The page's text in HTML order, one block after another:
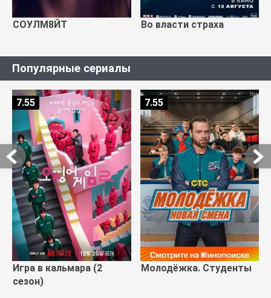
СОУЛМ8ЙТ Во власти страха
Популярные сериалы
Игра в кальмара (2
сезон)
7.55
Молодёжка. Студенты
7.55